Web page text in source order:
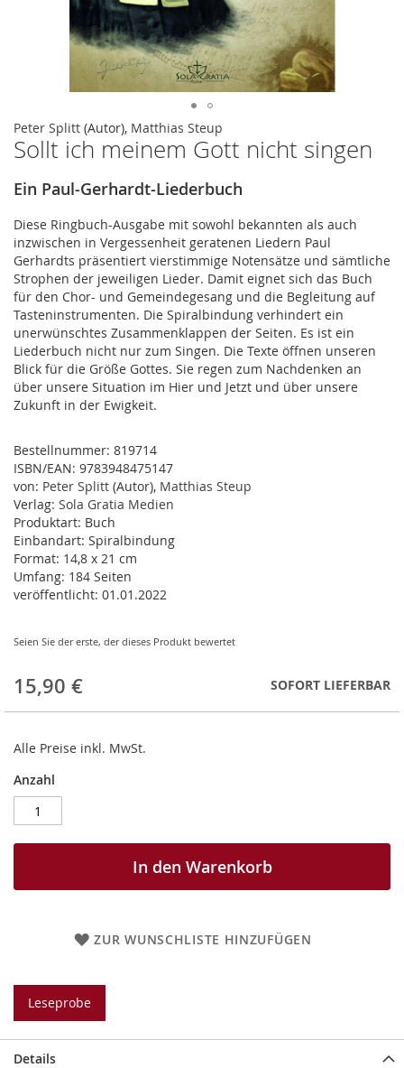
Peter Splitt (Autor), Matthias Steup
Sollt ich meinem Gott nicht singen
Ein Paul-Gerhardt-Liederbuch
Diese Ringbuch-Ausgabe mit sowohl bekannten als auch
inzwischen in Vergessenheit geratenen Liedern Paul
Gerhardts präsentiert vierstimmige Notensätze und sämtliche
Strophen der jeweiligen Lieder. Damit eignet sich das Buch
für den Chor- und Gemeindegesang und die Begleitung auf
Tasteninstrumenten. Die Spiralbindung verhindert ein
unerwünschtes Zusammenklappen der Seiten. Es ist ein
Liederbuch nicht nur zum Singen. Die Texte öffnen unseren
Blick für die Größe Gottes. Sie regen zum Nachdenken an
über unsere Situation im Hier und Jetzt und über unsere
Zukunft in der Ewigkeit.
Bestellnummer: 819714
ISBN/EAN: 9783948475147
von: Peter Splitt (Autor), Matthias Steup
Verlag: Sola Gratia Medien
Produktart: Buch
Einbandart: Spiralbindung
Format: 14,8 x 21 cm
Umfang: 184 Seiten
veröffentlicht: 01.01.2022
Seien Sie der erste, der dieses Produkt bewertet
15,90 € SOFORT LIEFERBAR
Alle Preise inkl. MwSt.
Anzahl
In den Warenkorb
ZUR WUNSCHLISTE HINZUFÜGEN
Leseprobe
Zum
Anfang
der
Bildergalerie
springen
Details